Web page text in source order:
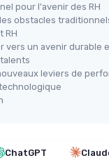
pour l'avenir des RH
obstacles
RH
vers un avenir durable
leviers de
ChatGPT